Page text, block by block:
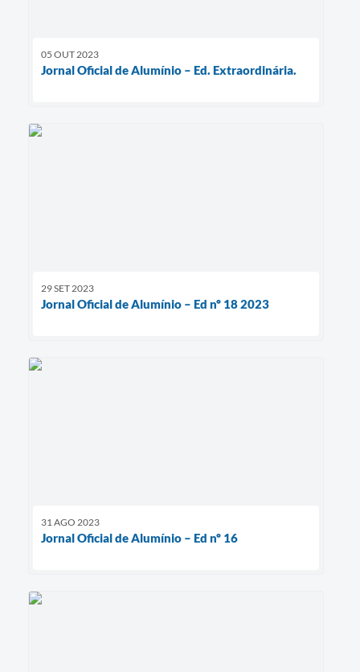
05 OUT 2023
Jornal Oficial de Alumínio – Ed. Extraordinária.
29 SET 2023
Jornal Oficial de Alumínio – Ed nº 18 2023
31 AGO 2023
Jornal Oficial de Alumínio – Ed nº 16